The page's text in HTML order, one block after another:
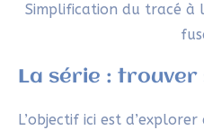
Simplification du tracé à
La série :
L’objectif ici est